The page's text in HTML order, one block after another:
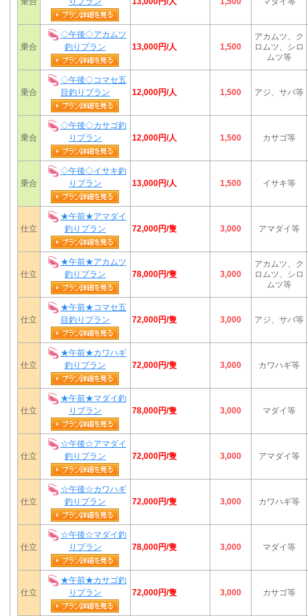
乗合
◇午後◇アカムツ
釣りプラン
13,000円/人 1,500
アカムツ、ク
ロムツ、シロ
ムツ等
乗合
◇午後◇コマセ五
目釣りプラン
12,000円/人 1,500 アジ、サバ等
乗合
◇午後◇カサゴ釣
りプラン
12,000円/人 1,500 カサゴ等
乗合
◇午後◇イサキ釣
りプラン
13,000円/人 1,500 イサキ等
仕立
★午前★アマダイ
釣りプラン
72,000円/隻 3,000 アマダイ等
仕立
★午前★アカムツ
釣りプラン
78,000円/隻 3,000
アカムツ、ク
ロムツ、シロ
ムツ等
仕立
★午前★コマセ五
目釣りプラン
72,000円/隻 3,000 アジ、サバ等
仕立
★午前★カワハギ
釣りプラン
72,000円/隻 3,000 カワハギ等
仕立
★午前★マダイ釣
りプラン
78,000円/隻 3,000 マダイ等
仕立
☆午後☆アマダイ
釣りプラン
72,000円/隻 3,000 アマダイ等
仕立
☆午後☆カワハギ
釣りプラン
72,000円/隻 3,000 カワハギ等
仕立
☆午後☆マダイ釣
りプラン
78,000円/隻 3,000 マダイ等
仕立
★午前★カサゴ釣
りプラン
72,000円/隻 3,000 カサゴ等